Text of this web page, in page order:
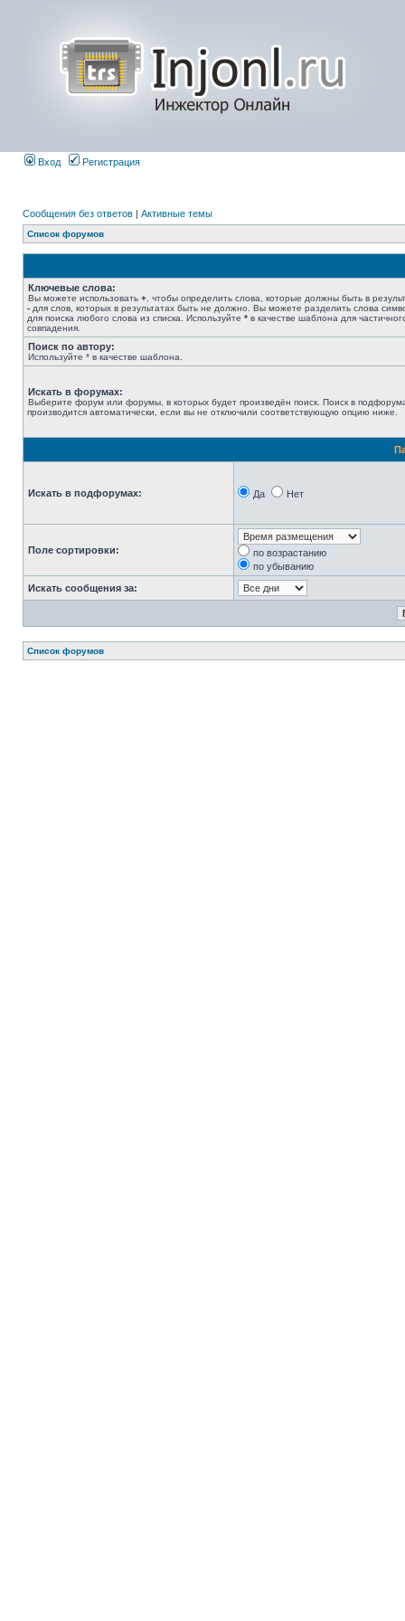
Вход Регистрация
Сообщения без ответов | Активные темы
Список форумов
Ключевые слова:
Вы можете использовать + , чтобы определить слова, которые должны быть в
- для слов, которых в результатах быть не должно. Вы можете разделить слова
для поиска любого слова из списка. Используйте * в качестве шаблона для
совпадения.
Поиск по автору:
Используйте * в качестве шаблона.
Искать в форумах:
Выберите форум или форумы, в которых будет произведён поиск. Поиск в
производится автоматически, если вы не отключили соответствующую опцию ниже.
Искать в подфорумах: Да Нет
Поле сортировки:
по возрастанию
по убыванию
Искать сообщения за:
Список форумов